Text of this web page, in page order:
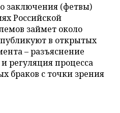
заключения (фетвы)
Российской
займет около
в открытых
– разъяснение
регуляция процесса
браков с точки зрения